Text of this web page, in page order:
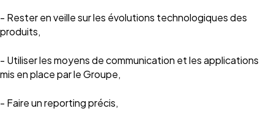
- Rester en veille sur les évolutions technologiques des
produits,
- Utiliser les moyens de communication et les applications
mis en place par le Groupe,
- Faire un reporting précis,